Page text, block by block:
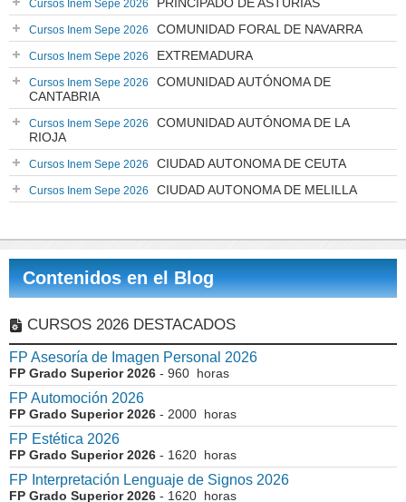
Cursos Inem Sepe 2026
Cursos Inem Sepe 2026 COMUNIDAD FORAL DE NAVARRA
Cursos Inem Sepe 2026 EXTREMADURA
Cursos Inem Sepe 2026
COMUNIDAD AUTÓNOMA DE
CANTABRIA
Cursos Inem Sepe 2026
COMUNIDAD AUTÓNOMA DE LA
RIOJA
Cursos Inem Sepe 2026 CIUDAD AUTONOMA DE CEUTA
Cursos Inem Sepe 2026 CIUDAD AUTONOMA DE MELILLA
Contenidos en el Blog
CURSOS 2026 DESTACADOS
FP Asesoría de Imagen Personal 2026
FP Grado Superior 2026 - 960 horas
FP Automoción 2026
FP Grado Superior 2026 - 2000 horas
FP Estética 2026
FP Grado Superior 2026 - 1620 horas
FP Interpretación Lenguaje de Signos 2026
FP Grado Superior 2026 - 1620 horas